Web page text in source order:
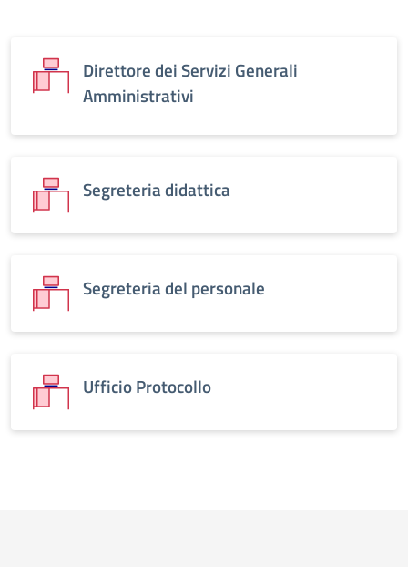
Direttore dei Servizi Generali
Amministrativi
Segreteria didattica
Segreteria del personale
Ufficio Protocollo